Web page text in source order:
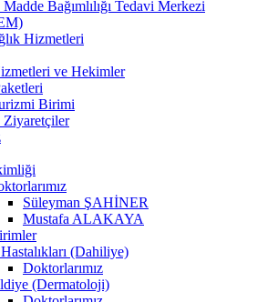
Bağımlılığı Tedavi Merkezi
Hizmetleri
ve Hekimler
Birimi
Ziyaretçiler
Süleyman ŞAHİNER
Mustafa ALAKAYA
(Dahiliye)
Doktorlarımız
(Dermatoloji)